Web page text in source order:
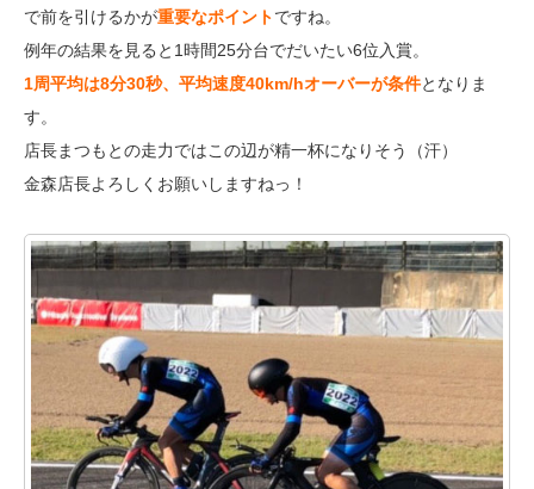
で前を引けるかが重要なポイントですね。
例年の結果を見ると1時間25分台でだいたい6位入賞。
1周平均は8分30秒、平均速度40km/hオーバーが条件となりま
す。
店長まつもとの走力ではこの辺が精一杯になりそう（汗）
金森店長よろしくお願いしますねっ！